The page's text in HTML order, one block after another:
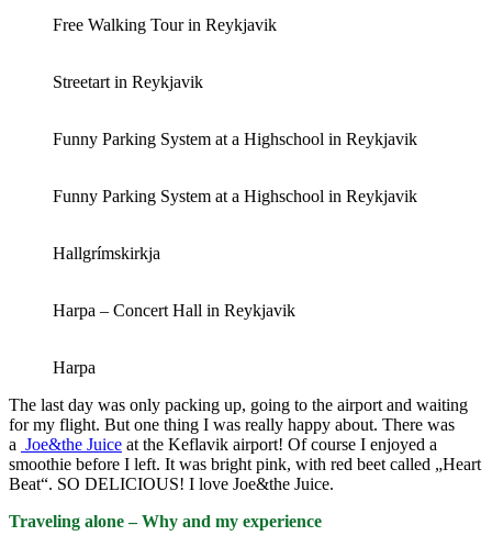
Free Walking Tour in Reykjavik
Streetart in Reykjavik
Funny Parking System at a Highschool in Reykjavik
Funny Parking System at a Highschool in Reykjavik
Hallgrímskirkja
Harpa – Concert Hall in Reykjavik
Harpa
The last day was only packing up, going to the airport and waiting
for my flight. But one thing I was really happy about. There was
a Joe&the Juice at the Keflavik airport! Of course I enjoyed a
smoothie before I left. It was bright pink, with red beet called „Heart
Beat“. SO DELICIOUS! I love Joe&the Juice.
Traveling alone – Why and my experience